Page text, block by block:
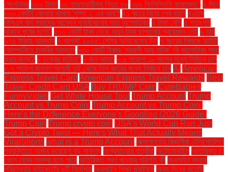
সেপ্টেম্বর ৩০০ টাকা! ৩৩ হামলাকারীসহ নিহত ৫৮ ৩৬৯ ফিলিস্তিনি কারামুক্ত" ৪ দিনে
৮০০ কোটি! কোথায় থামবে 'পুষ্পা ২' এর আয়? ৪১ বছরে বিচার শেষ হয়নি ৪৩তম
বিসিএস বাদ পড়াদের আবেদন পুনর্বিবেচনার সভা বৃহস্পতিবার ৫ টাকা বেশি ৫ শতাংশই
থাকবে পূর্বের মতো" ৫০০ কোটি টাকা দেবে: নতুন টাকা ছাপানোর প্রয়োজন নেই ৬ মার্চ
৬৭৫ টাকায় আমদানি ৭ আগস্ট ২০০৫: মেসির অভিষেকের দিন ৭ বছরের শিশুকে আইটি
কোম্পানিতে চাকরির প্রস্তাব ৭৩০ কোটি টাকার ‘প্রবাসী আয় নাটক’ কি কালোটাকা সাদা
করার জন্য? ৮ চক্রের জড়িত" ৮ জন আহত ৮.৬ শতাংশ ১৮ মাসের মধ্যে নির্বাচন চান
৮.৭ শতাংশ জনগণ আগামী দুই থেকে তিন বছরের মধ্যে নির্বাচন চান AI American
Express Travel Card American Express Travel Rewards Best
Travel Credit Card USA Buy TRUMP Coin CuteBabies
FunnyVideo Get White House Tour Trump Account Trump
Account vs Trump Coin: Trump Account vs Trump Coin:
Here's the Difference Everyone's Googling (2026 Guide)
Trump Coin Trump crypto coin USA's World Cup Run Just
Got a Crypto Twist — Here's What That Actually Means
ViralShorts what is a Trump Account অক্সফোর্ডের বিজ্ঞানীরা টেলিপোর্টেশন
প্রযুক্তিতে অর্জন করেছেন বড় সাফল্য অগ্রযাত্রার যাত্রীরা অটোমোবাইল অতিরিক্ত চা
খেলে যেসব সমস্যা হতে পারে অতিরিক্ত লবণ খাওয়ার পরিণতি কী অনলাইন ব্যবসা
পরিচালনায় হাইকোর্টের ৯টি নির্দেশনা অনলাইন শিক্ষা প্ল্যাটফর্ম অন্য দিনের মতোই